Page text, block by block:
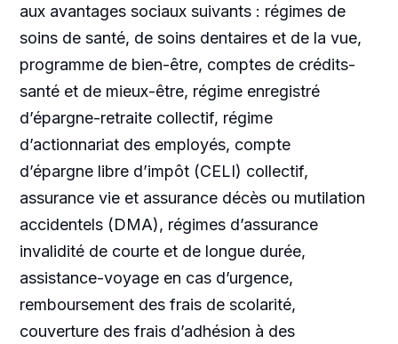
aux avantages sociaux suivants : régimes de
soins de santé, de soins dentaires et de la vue,
programme de bien-être, comptes de crédits-
santé et de mieux-être, régime enregistré
d’épargne-retraite collectif, régime
d’actionnariat des employés, compte
d’épargne libre d’impôt (CELI) collectif,
assurance vie et assurance décès ou mutilation
accidentels (DMA), régimes d’assurance
invalidité de courte et de longue durée,
assistance-voyage en cas d’urgence,
remboursement des frais de scolarité,
couverture des frais d’adhésion à des